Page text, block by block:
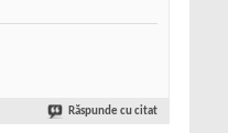
Răspunde cu citat